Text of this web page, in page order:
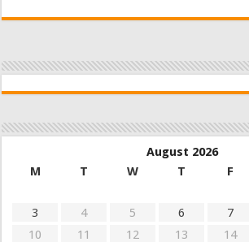
August 2026
M
T W T F
3
4 5 6 7
10
11 12 13 14